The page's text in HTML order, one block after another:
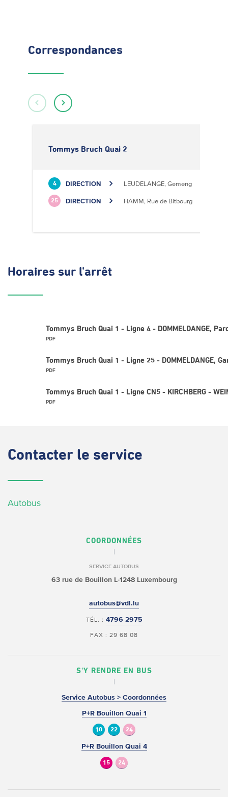
Correspondances
Tommys Bruch Quai 2
4 DIRECTION LEUDELANGE, Gemeng
25 DIRECTION HAMM, Rue de Bitbourg
Horaires sur l'arrêt
Tommys Bruch Quai 1 - Ligne 4 - DOMMELDANGE,
PDF
Tommys Bruch Quai 1 - Ligne 25 - DOMMELDANGE,
PDF
Tommys Bruch Quai 1 - Ligne CN5 - KIRCHBERG -
PDF
Contacter le service
Autobus
COORDONNÉES
SERVICE AUTOBUS
63 rue de BouillonL-1248 Luxembourg
autobus@vdl.lu
TÉL. : 4796 2975
FAX : 29 68 08
S'Y RENDRE EN BUS
Service Autobus > Coordonnées
P+R Bouillon Quai 1
10 22 24
P+R Bouillon Quai 4
15 24